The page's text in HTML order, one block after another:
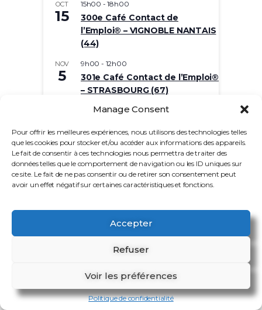
Manage Consent
Pour offrir les meilleures expériences, nous utilisons des technologies telles
que les cookies pour stocker et/ou accéder aux informations des appareils.
Le fait de consentir à ces technologies nous permettra de traiter des
données telles que le comportement de navigation ou les ID uniques sur
ce site. Le fait de ne pas consentir ou de retirer son consentement peut
avoir un effet négatif sur certaines caractéristiques et fonctions.
Accepter
Refuser
Voir les préférences
Politique de confidentialité
OCT
15
15h00 -18h00
300e Café Contact de
l’Emploi® – VIGNOBLE NANTAIS
(44)
NOV
5
9h00 - 12h00
301e Café Contact de l’Emploi®
– STRASBOURG (67)
9h00-12h00
l’Emploi® – MONTFERMEIL (93)
Voir le calendrier
Designed by: Theme Freesia| Powered by:
WordPress